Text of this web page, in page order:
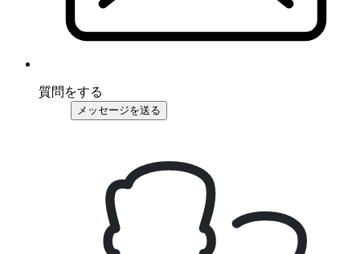
質問をする
メッセージを送る